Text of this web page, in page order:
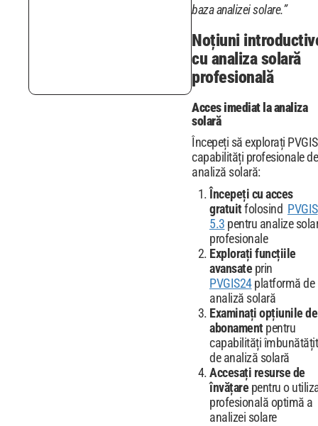
baza analizei solare.”
Noțiuni
cu analiza solară
profesională
Acces imediat la analiza
solară
Începeți să explorați PVGIS
capabilități profesionale de
analiză solară:
Începeți cu acces
gratuitfolosind PVGIS
5.3 pentru analize
profesionale
Explorați funcțiile
avansate prin
PVGIS24platformă de
analiză solară
Examinați opțiunile de
abonament pentru
capabilități
de analiză solară
Accesați resurse de
învățare pentru o
profesională optimă a
analizei solare